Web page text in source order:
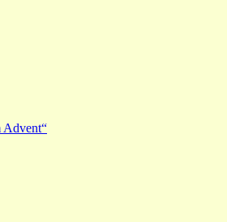
Advent“